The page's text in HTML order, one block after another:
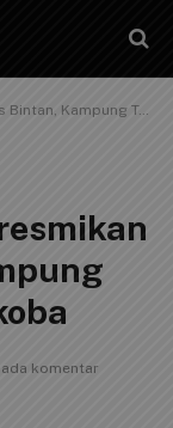
Tangguh Bebas Narkoba
komentar